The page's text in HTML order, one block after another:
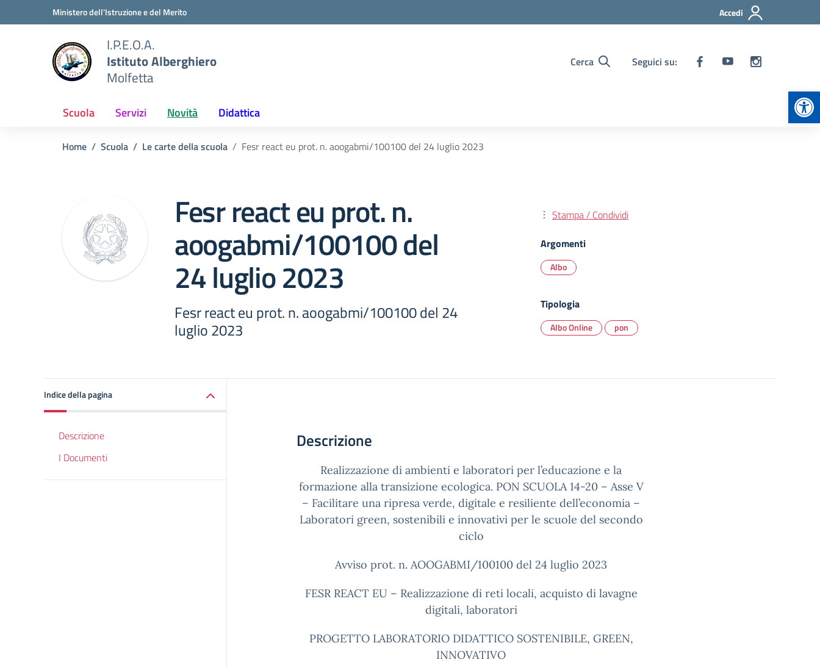
Vai ai contenuti
Vai al menu di navigazioneMinistero dell'Istruzione e del Merito Accedi
I.P.E.O.A.
Istituto Alberghiero
Molfetta
Cerca Seguici su:
Scuola Servizi Novità Didattica
Home Scuola Le carte della scuola Fesr react eu prot. n. aoogabmi/100100 del 24 luglio 2023
Fesr react eu prot. n.
aoogabmi/100100 del
24 luglio 2023
Fesr react eu prot. n. aoogabmi/100100 del 24
luglio 2023
Stampa / Condividi
Argomenti
Albo
Tipologia
Albo Online pon
Indice della pagina
Descrizione
I Documenti
Descrizione
Realizzazione di ambienti e laboratori per l’educazione e la
formazione alla transizione ecologica. PON SCUOLA 14-20 – Asse V
– Facilitare una ripresa verde, digitale e resiliente dell’economia –
Laboratori green, sostenibili e innovativi per le scuole del secondo
ciclo
Avviso prot. n. AOOGABMI/100100 del 24 luglio 2023
FESR REACT EU – Realizzazione di reti locali, acquisto di lavagne
digitali, laboratori
PROGETTO LABORATORIO DIDATTICO SOSTENIBILE, GREEN,
INNOVATIVO